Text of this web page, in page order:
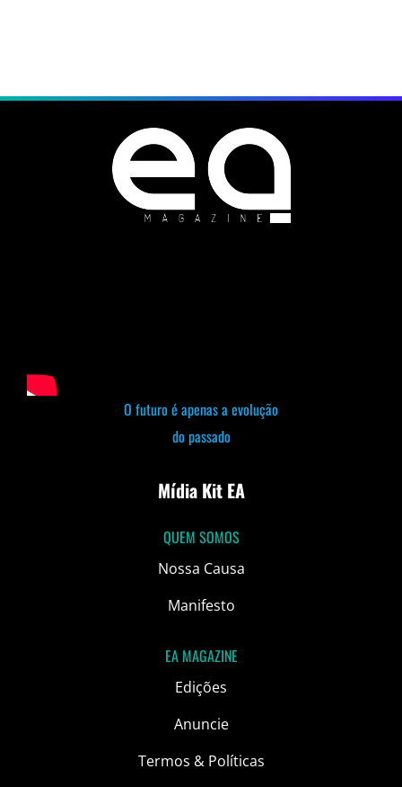
O futuro é apenas a evolução
do passado
Mídia Kit EA
QUEM SOMOS
Nossa Causa
Manifesto
EA MAGAZINE
Edições
Anuncie
Termos & Políticas